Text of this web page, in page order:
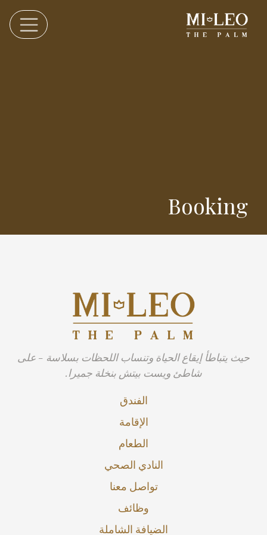
Booking
حيث يتباطأ إيقاع الحياة وتنساب اللحظات بسلاسة - على
شاطئ ويست بيتش بنخلة جميرا.
الفندق
الإقامة
الطعام
النادي الصحي
تواصل معنا
وظائف
الضيافة الشاملة